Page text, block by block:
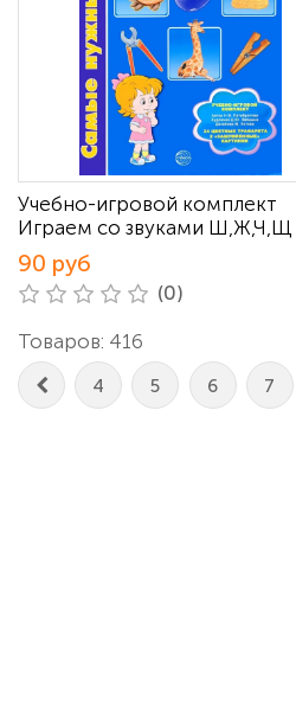
Учебно-игровой комплект
Играем со звуками Ш,Ж,Ч,Щ
90 руб
(0)
Товаров: 416
4 5 6 7